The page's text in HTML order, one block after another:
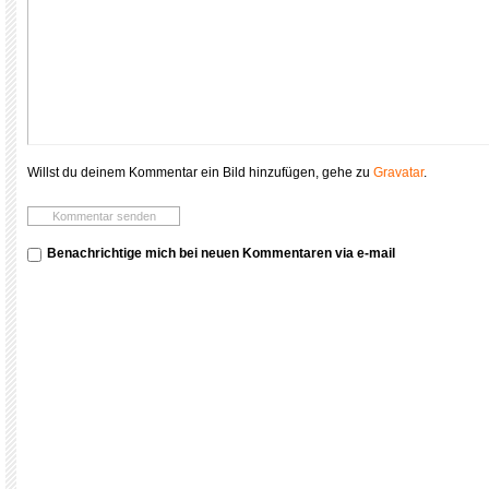
Willst du deinem Kommentar ein Bild hinzufügen, gehe zu Gravatar.
Benachrichtige mich bei neuen Kommentaren via e-mail